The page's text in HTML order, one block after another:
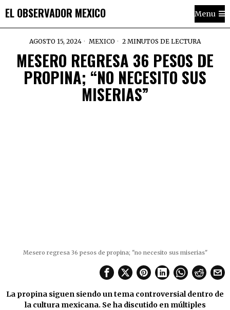
EL OBSERVADOR MEXICO Menu
AGOSTO 15, 2024 MEXICO 2 MINUTOS DE LECTURA
MESERO REGRESA 36 PESOS DE
PROPINA; “NO NECESITO SUS
MISERIAS”
Mesero regresa 36 pesos de propina; "no necesito sus miserias"
La propina siguen siendo un tema controversial dentro de
la cultura mexicana. Se ha discutido en múltiples